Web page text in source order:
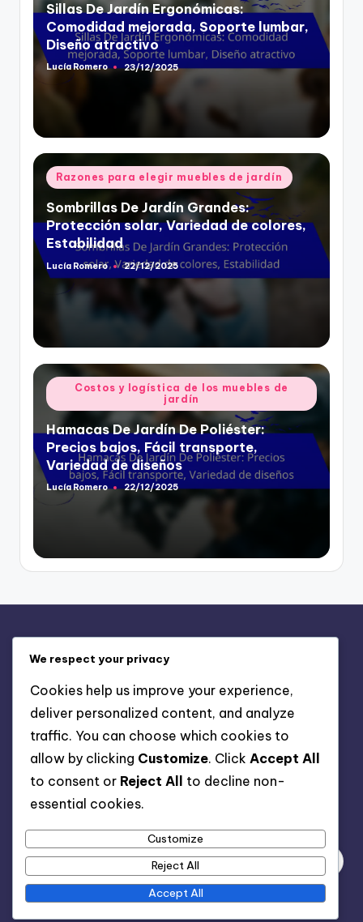
Sillas De Jardín Ergonómicas:
Comodidad mejorada, Soporte lumbar,
Diseño atractivo
Posted
Lucía Romero 23/12/2025
Posted
in
Razones para elegir muebles de jardín
Sombrillas De Jardín Grandes:
Protección solar, Variedad de colores,
Estabilidad
Posted
by
Lucía Romero 22/12/2025
Posted
in
Costos y logística de los muebles de
jardín
Hamacas De Jardín De Poliéster:
Precios bajos, Fácil transporte,
Variedad de diseños
Posted
Lucía Romero 22/12/2025
Privacy Policy
About
Contact
Cookies & Tracking
We respect your privacy
Cookies help us improve your experience,
deliver personalized content, and analyze
traffic. You can choose which cookies to
allow by clicking Customize. Click Accept All
to consent or Reject All
to decline non-
essential cookies.
Customize
Reject All
Accept All